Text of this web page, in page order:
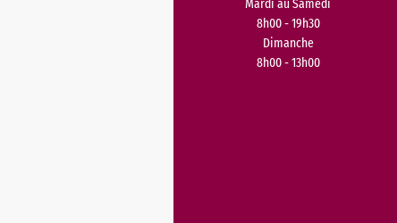
Mardi au Samedi
8h00 - 19h30
Dimanche
8h00 - 13h00